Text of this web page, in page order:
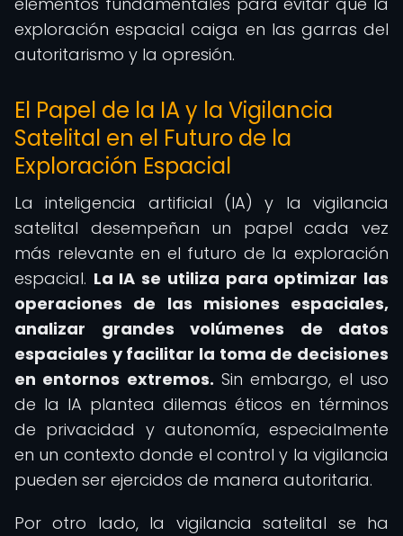
exploración espacial caiga en las garras del
autoritarismo y la opresión.
El Papel de la IA y la Vigilancia
Satelital en el Futuro de la
Exploración Espacial
La inteligencia artificial (IA) y la vigilancia
satelital desempeñan un papel cada vez
más relevante en el futuro de la exploración
espacial. La IA se utiliza para optimizar las
operaciones de las misiones espaciales,
analizar grandes volúmenes de datos
espaciales y facilitar la toma de decisiones
en entornos extremos. Sin embargo, el uso
de la IA plantea dilemas éticos en términos
de privacidad y autonomía, especialmente
en un contexto donde el control y la vigilancia
pueden ser ejercidos de manera autoritaria.
Por otro lado, la vigilancia satelital se ha